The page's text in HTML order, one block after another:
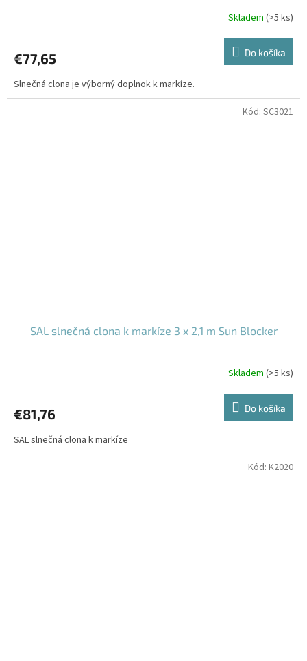
Skladem (>5 ks)
€77,65 Do košíka
Slnečná clona je výborný doplnok k markíze.
SAL slnečná clona k markíze 3 x 2,1 m Sun Blocker
Skladem (>5 ks)
€81,76 Do košíka
SAL slnečná clona k markíze
Kód: SC3021
Kód: K2020